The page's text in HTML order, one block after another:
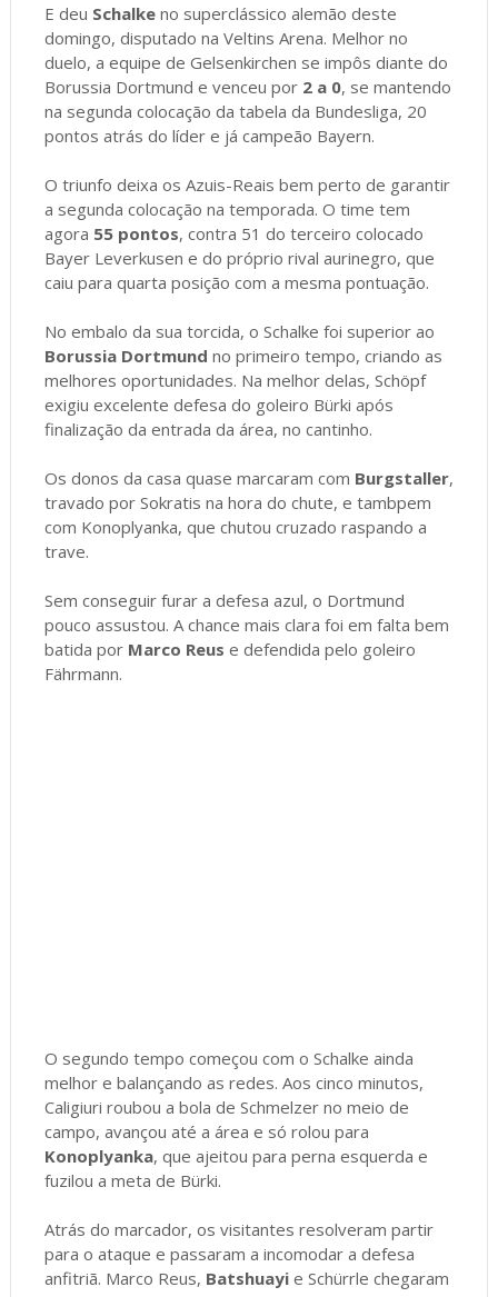
E deu Schalkeno superclássico alemão deste
domingo, disputado na Veltins Arena. Melhor no
duelo, a equipe de Gelsenkirchen se impôs diante do
Borussia Dortmund e venceu por 2 a 0, se mantendo
na segunda colocação da tabela da Bundesliga, 20
pontos atrás do líder e já campeão Bayern.
O triunfo deixa os Azuis-Reais bem perto de garantir
a segunda colocação na temporada. O time tem
agora 55 pontos, contra 51 do terceiro colocado
Bayer Leverkusen e do próprio rival aurinegro, que
caiu para quarta posição com a mesma pontuação.
No embalo da sua torcida, o Schalke foi superior ao
Borussia Dortmund no primeiro tempo, criando as
melhores oportunidades. Na melhor delas, Schöpf
exigiu excelente defesa do goleiro Bürki após
finalização da entrada da área, no cantinho.
Os donos da casa quase marcaram com Burgstaller,
travado por Sokratis na hora do chute, e tambpem
com Konoplyanka, que chutou cruzado raspando a
trave.
Sem conseguir furar a defesa azul, o Dortmund
pouco assustou. A chance mais clara foi em falta bem
batida por Marco Reus e defendida pelo goleiro
Fährmann.
O segundo tempo começou com o Schalke ainda
melhor e balançando as redes. Aos cinco minutos,
Caligiuri roubou a bola de Schmelzer no meio de
campo, avançou até a área e só rolou para
Konoplyanka, que ajeitou para perna esquerda e
fuzilou a meta de Bürki.
Atrás do marcador, os visitantes resolveram partir
para o ataque e passaram a incomodar a defesa
anfitriã. Marco Reus, Batshuayi e Schürrle chegaram